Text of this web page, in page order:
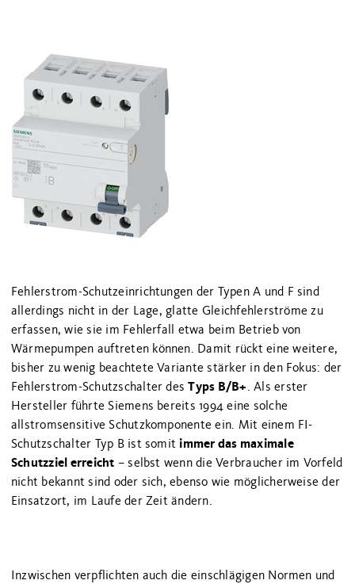
Fehlerstrom-Schutzeinrichtungen der Typen A und F sind
allerdings nicht in der Lage, glatte Gleichfehlerströme zu
erfassen, wie sie im Fehlerfall etwa beim Betrieb von
Wärmepumpen auftreten können. Damit rückt eine weitere,
bisher zu wenig beachtete Variante stärker in den Fokus: der
Fehlerstrom-Schutzschalter desTyps B/B+. Als erster
Hersteller führte Siemens bereits 1994 eine solche
allstromsensitive Schutzkomponente ein. Mit einem FI-
Schutzschalter Typ B ist somit immer das maximale
Schutzziel erreicht – selbst wenn die Verbraucher im Vorfeld
nicht bekannt sind oder sich, ebenso wie möglicherweise der
Einsatzort, im Laufe der Zeit ändern.
Inzwischen verpflichten auch die einschlägigen Normen und